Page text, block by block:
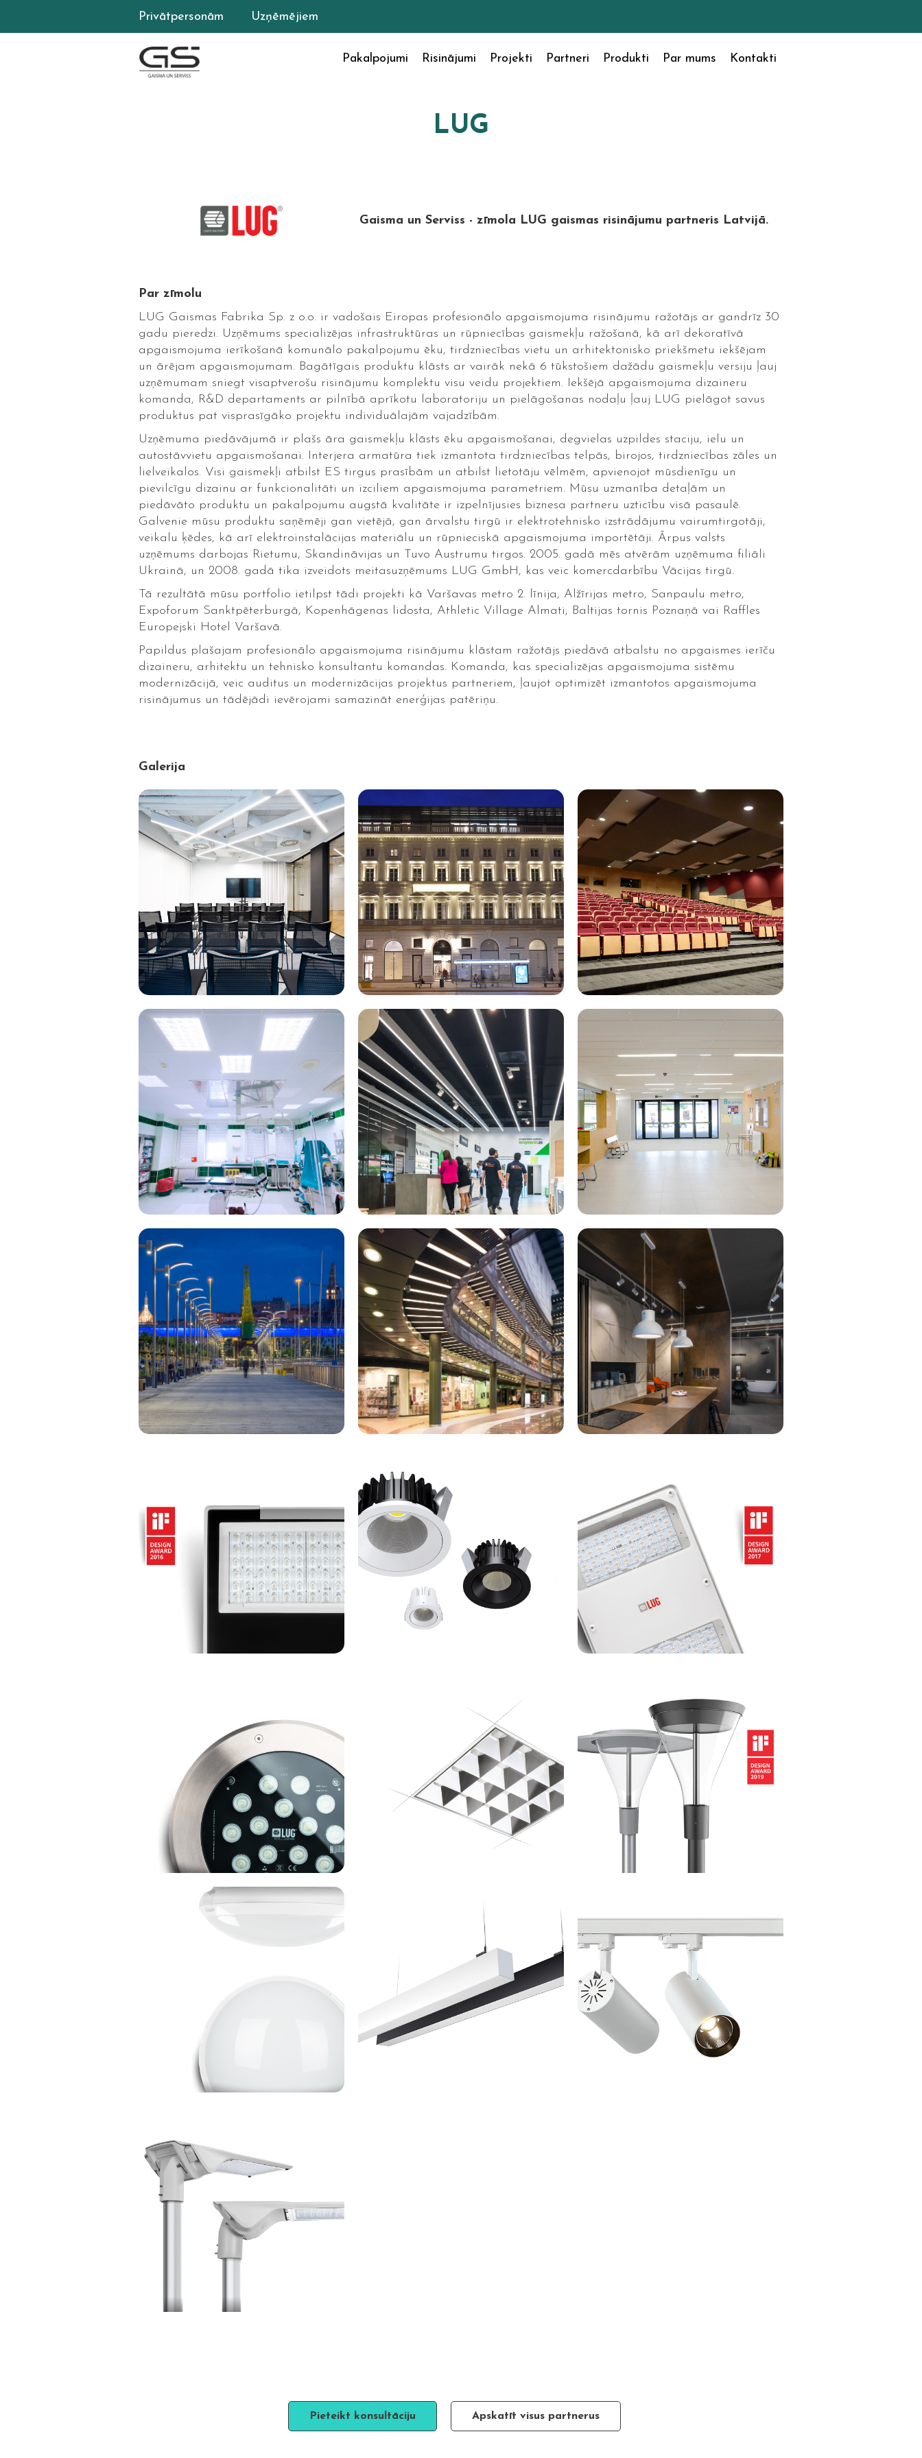
Privātpersonām Uzņēmējiem
Pakalpojumi Risinājumi Projekti Partneri Produkti Par mums Kontakti
LUG
Gaisma un Serviss - zīmola LUG gaismas risinājumu partneris Latvijā.
Par zīmolu
LUG Gaismas Fabrika Sp. z o.o. ir vadošais Eiropas profesionālo apgaismojuma risinājumu ražotājs ar gandrīz 30
gadu pieredzi. Uzņēmums specializējas infrastruktūras un rūpniecības gaismekļu ražošanā, kā arī dekoratīvā
apgaismojuma ierīkošanā komunālo pakalpojumu ēku, tirdzniecības vietu un arhitektonisko priekšmetu iekšējam
un ārējam apgaismojumam. Bagātīgais produktu klāsts ar vairāk nekā 6 tūkstošiem dažādu gaismekļu versiju ļauj
uzņēmumam sniegt visaptverošu risinājumu komplektu visu veidu projektiem. Iekšējā apgaismojuma dizaineru
komanda, R&D departaments ar pilnībā aprīkotu laboratoriju un pielāgošanas nodaļu ļauj LUG pielāgot savus
produktus pat visprasīgāko projektu individuālajām vajadzībām.
Uzņēmuma piedāvājumā ir plašs āra gaismekļu klāsts ēku apgaismošanai, degvielas uzpildes staciju, ielu un
autostāvvietu apgaismošanai. Interjera armatūra tiek izmantota tirdzniecības telpās, birojos, tirdzniecības zāles un
lielveikalos. Visi gaismekļi atbilst ES tirgus prasībām un atbilst lietotāju vēlmēm, apvienojot mūsdienīgu un
pievilcīgu dizainu ar funkcionalitāti un izciliem apgaismojuma parametriem. Mūsu uzmanība detaļām un
piedāvāto produktu un pakalpojumu augstā kvalitāte ir izpelnījusies biznesa partneru uzticību visā pasaulē.
Galvenie mūsu produktu saņēmēji gan vietējā, gan ārvalstu tirgū ir elektrotehnisko izstrādājumu vairumtirgotāji,
veikalu ķēdes, kā arī elektroinstalācijas materiālu un rūpnieciskā apgaismojuma importētāji. Ārpus valsts
uzņēmums darbojas Rietumu, Skandināvijas un Tuvo Austrumu tirgos. 2005. gadā mēs atvērām uzņēmuma filiāli
Ukrainā, un 2008. gadā tika izveidots meitasuzņēmums LUG GmbH, kas veic komercdarbību Vācijas tirgū.
Tā rezultātā mūsu portfolio ietilpst tādi projekti kā Varšavas metro 2. līnija, Alžīrijas metro, Sanpaulu metro,
Expoforum Sanktpēterburgā, Kopenhāgenas lidosta, Athletic Village Almati, Baltijas tornis Poznaņā vai Raffles
Europejski Hotel Varšavā.
Papildus plašajam profesionālo apgaismojuma risinājumu klāstam ražotājs piedāvā atbalstu no apgaismes ierīču
dizaineru, arhitektu un tehnisko konsultantu komandas. Komanda, kas specializējas apgaismojuma sistēmu
modernizācijā, veic auditus un modernizācijas projektus partneriem, ļaujot optimizēt izmantotos apgaismojuma
risinājumus un tādējādi ievērojami samazināt enerģijas patēriņu.
Galerija
Pieteikt konsultāciju Apskatīt visus partnerus